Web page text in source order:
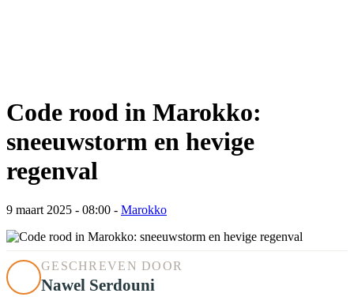
Code rood in Marokko:
sneeuwstorm en hevige
regenval
9 maart 2025 - 08:00 - Marokko
GESCHREVEN DOOR
Nawel Serdouni